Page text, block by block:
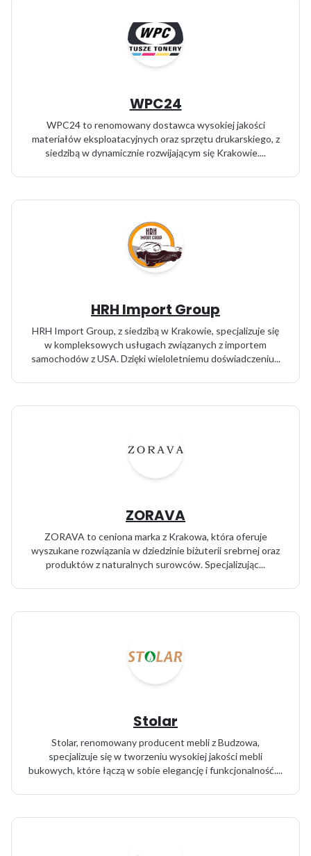
WPC24
WPC24 to renomowany dostawca wysokiej jakości
materiałów eksploatacyjnych oraz sprzętu drukarskiego, z
siedzibą w dynamicznie rozwijającym się Krakowie....
HRH Import Group
HRH Import Group, z siedzibą w Krakowie, specjalizuje się
w kompleksowych usługach związanych z importem
samochodów z USA. Dzięki wieloletniemu doświadczeniu...
ZORAVA
ZORAVA to ceniona marka z Krakowa, która oferuje
wyszukane rozwiązania w dziedzinie biżuterii srebrnej oraz
produktów z naturalnych surowców. Specjalizując...
Stolar
Stolar, renomowany producent mebli z Budzowa,
specjalizuje się w tworzeniu wysokiej jakości mebli
bukowych, które łączą w sobie elegancję i funkcjonalność....